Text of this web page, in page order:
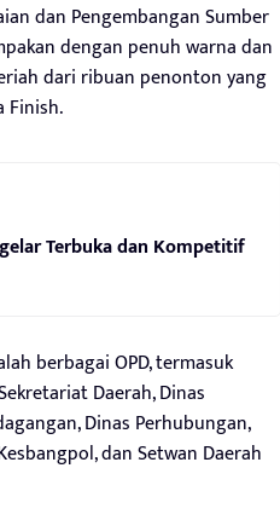
dan Pengembangan Sumber
dengan penuh warna dan
dari ribuan penonton yang
Finish.
Terbuka dan Kompetitif
berbagai OPD, termasuk
Daerah, Dinas
Dinas Perhubungan,
dan Setwan Daerah